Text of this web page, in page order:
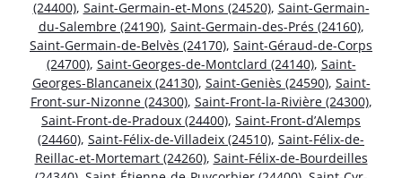
(24400), Saint-Germain-et-Mons (24520), Saint-Germain-
du-Salembre (24190), Saint-Germain-des-Prés (24160),
Saint-Germain-de-Belvès (24170), Saint-Géraud-de-Corps
(24700), Saint-Georges-de-Montclard (24140), Saint-
Georges-Blancaneix (24130), Saint-Geniès (24590), Saint-
Front-sur-Nizonne (24300), Saint-Front-la-Rivière (24300),
Saint-Front-de-Pradoux (24400), Saint-Front-d’Alemps
(24460), Saint-Félix-de-Villadeix (24510), Saint-Félix-de-
Reillac-et-Mortemart (24260), Saint-Félix-de-Bourdeilles